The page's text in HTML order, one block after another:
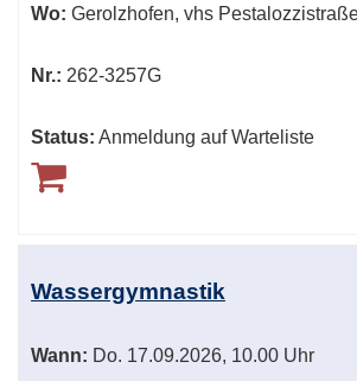
Wo: Gerolzhofen, vhs
Nr.: 262-3257G
Status: Anmeldung auf Warteliste
Wassergymnastik
Wann: Do. 17.09.2026, 10.00 Uhr